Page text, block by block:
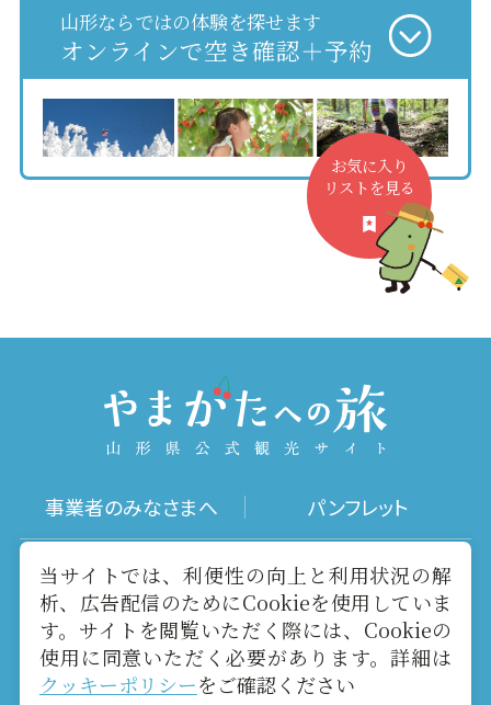
山形ならではの体験を探せます
オンラインで空き確認＋予約
お気に入り
リストを見る
事業者のみなさまへ パンフレット
写真ダウンロード 動画ギャラリー
お役立ちリンク 当サイトについて
メールマガジン お問い合わせ
当サイトでは、利便性の向上と利用状況の解
析、広告配信のためにCookieを使用していま
す。サイトを閲覧いただく際には、Cookieの
使用に同意いただく必要があります。詳細は
クッキーポリシーをご確認ください